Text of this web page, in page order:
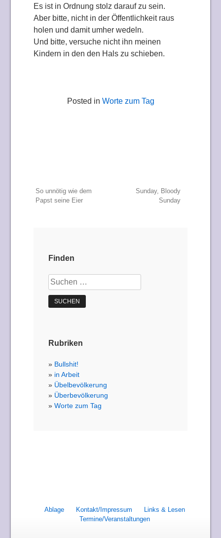
Es ist in Ordnung stolz darauf zu sein.
Aber bitte, nicht in der Öffentlichkeit raus
holen und damit umher wedeln.
Und bitte, versuche nicht ihn meinen
Kindern in den den Hals zu schieben.
Posted in Worte zum Tag
Beitragsnavigation
So unnötig wie dem
Papst seine Eier
Sunday, Bloody
Sunday
Finden
Suchen
nach:
Rubriken
Bullshit!
in Arbeit
Übelbevölkerung
Überbevölkerung
Worte zum Tag
Ablage Kontakt/Impressum
Links & Lesen
Termine/Veranstaltungen